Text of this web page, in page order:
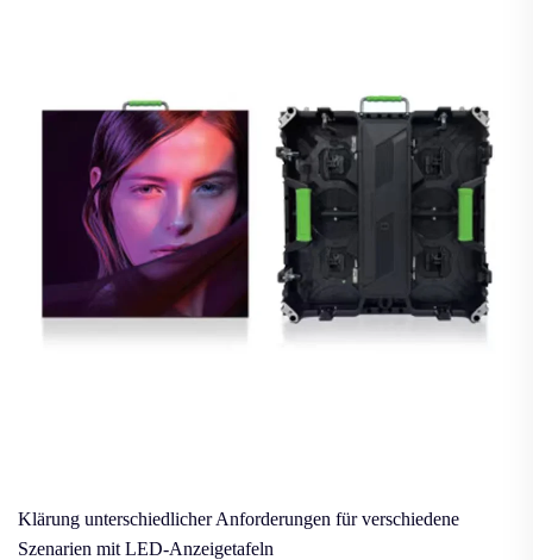
Klärung unterschiedlicher Anforderungen für verschiedene
Szenarien mit LED-Anzeigetafeln